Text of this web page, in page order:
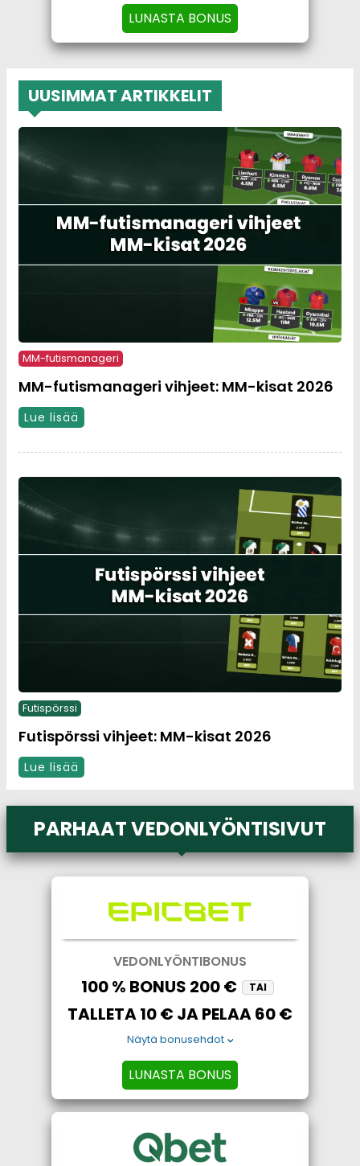
LUNASTA BONUS
UUSIMMAT ARTIKKELIT
MM-futismanageri
MM-futismanageri vihjeet: MM-kisat 2026
Lue lisää
Futispörssi
Futispörssi vihjeet: MM-kisat 2026
Lue lisää
PARHAAT VEDONLYÖNTISIVUT
VEDONLYÖNTIBONUS
100 % BONUS 200 € TAI
TALLETA 10 € JA PELAA 60 €
Näytä bonusehdot
LUNASTA BONUS